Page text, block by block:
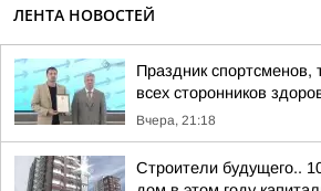
ЛЕНТА НОВОСТЕЙ
Праздник спортсменов,
всех сторонников
Вчера, 21:18
Строители будущего..